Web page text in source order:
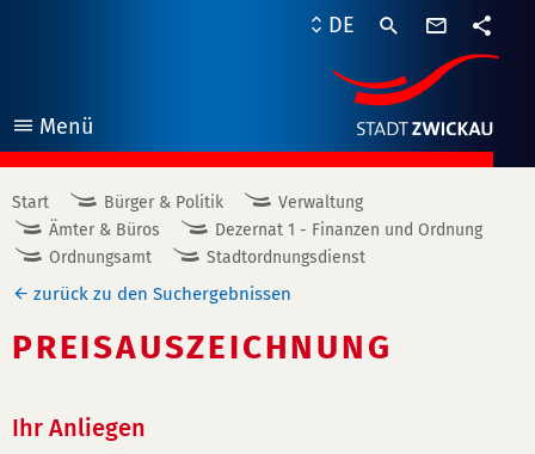
Menü
öffnen
DE
Start Bürger & Politik
Verwaltung
Ämter & Büros
Dezernat 1 - Finanzen und Ordnung
Ordnungsamt
Stadtordnungsdienst
zurück zu den Suchergebnissen
PREISAUSZEICHNUNG
Ihr Anliegen